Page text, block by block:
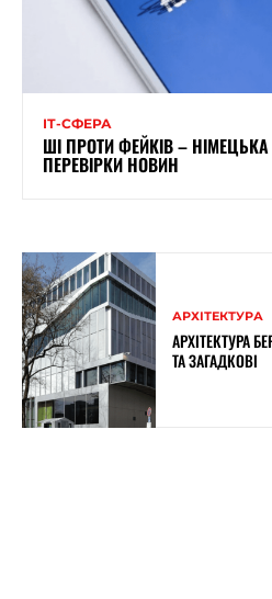
ІТ-СФЕРА
ШІ ПРОТИ ФЕЙКІВ –
ПЕРЕВІРКИ НОВИН
АРХІТЕКТУРА
АРХІТЕКТУРА
ТА ЗАГАДКОВІ